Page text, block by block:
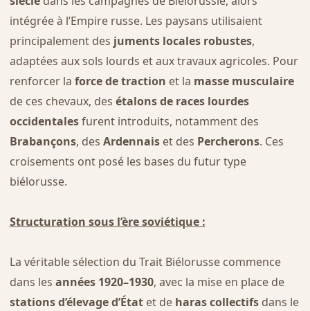
intégrée à l’Empire russe. Les paysans utilisaient
principalement des juments locales robustes,
adaptées aux sols lourds et aux travaux agricoles. Pour
renforcer la force de traction et la masse musculaire
de ces chevaux, des étalons de races lourdes
occidentalesfurent introduits, notamment des
Brabançons, des Ardennaiset des Percherons. Ces
croisements ont posé les bases du futur type
biélorusse.
Structuration sous l’ère soviétique :
La véritable sélection du Trait Biélorusse commence
dans les années 1920–1930, avec la mise en place de
stations d’élevage d’Étatet de haras collectifsdans le